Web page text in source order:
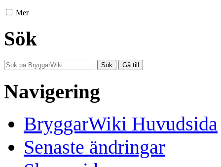
Mer
Sök
Navigering
BryggarWiki Huvudsida
Senaste ändringar